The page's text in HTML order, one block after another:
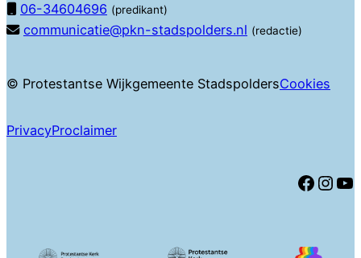
06-34604696 (predikant)
communicatie@pkn-stadspolders.nl (redactie)
© Protestantse Wijkgemeente StadspoldersCookies
PrivacyProclaimer
Facebook Instagram YouTube